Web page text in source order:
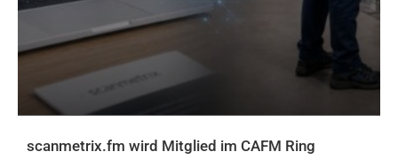
scanmetrix.fm wird Mitglied im CAFM Ring